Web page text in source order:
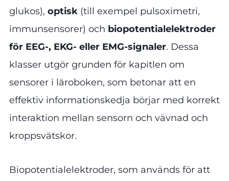
glukos), optisk (till exempel pulsoximetri,
immunsensorer) och biopotentialelektroder
för EEG-, EKG- eller EMG-signaler. Dessa
klasser utgör grunden för kapitlen om
sensorer i läroboken, som betonar att en
effektiv informationskedja börjar med korrekt
interaktion mellan sensorn och vävnad och
kroppsvätskor.
Biopotentialelektroder, som används för att